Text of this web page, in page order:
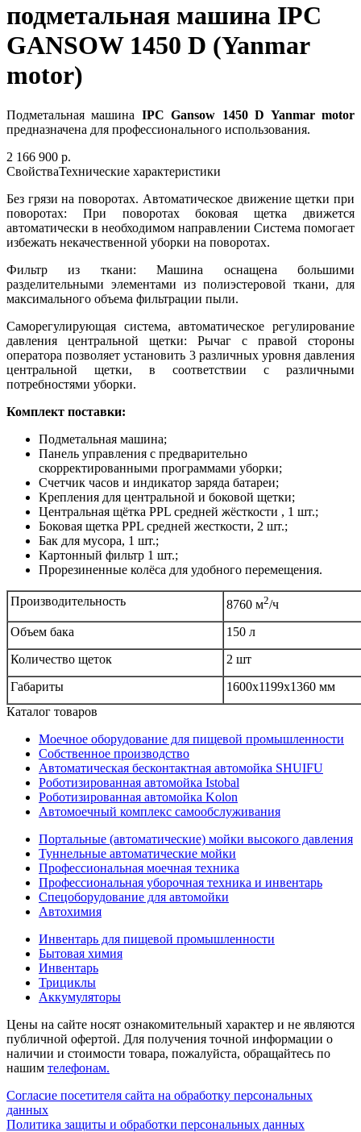
подметальная машина IPC
GANSOW 1450 D (Yanmar
motor)
Подметальная машина IPC Gansow 1450 D Yanmar motor
предназначена для профессионального использования.
2 166 900 р.
СвойстваТехнические характеристики
Без грязи на поворотах. Автоматическое движение щетки при
поворотах: При поворотах боковая щетка движется
автоматически в необходимом направлении Система помогает
избежать некачественной уборки на поворотах.
Фильтр из ткани: Машина оснащена большими
разделительными элементами из полиэстеровой ткани, для
максимального объема фильтрации пыли.
Саморегулирующая система, автоматическое регулирование
давления центральной щетки: Рычаг с правой стороны
оператора позволяет установить 3 различных уровня давления
центральной щетки, в соответствии с различными
потребностями уборки.
Комплект поставки:
Подметальная машина;
Панель управления с предварительно
скорректированными программами уборки;
Счетчик часов и индикатор заряда батареи;
Крепления для центральной и боковой щетки;
Центральная щётка PPL средней жёсткости , 1 шт.;
Боковая щетка PPL средней жесткости, 2 шт.;
Бак для мусора, 1 шт.;
Картонный фильтр 1 шт.;
Прорезиненные колёса для удобного перемещения.
Производительность 8760 м2/ч
Объем бака
150 л
Количество щеток
2 шт
Габариты
1600x1199x1360 мм
Каталог товаров
Моечное оборудование для пищевой промышленности
Собственное производство
Автоматическая бесконтактная автомойка SHUIFU
Роботизированная автомойка Istobal
Роботизированная автомойка Kolon
Автомоечный комплекс самообслуживания
Портальные (автоматические) мойки высокого давления
Туннельные автоматические мойки
Профессиональная моечная техника
Профессиональная уборочная техника и инвентарь
Спецоборудование для автомойки
Автохимия
Инвентарь для пищевой промышленности
Бытовая химия
Инвентарь
Трициклы
Аккумуляторы
Цены на сайте носят ознакомительный характер и не являются
публичной офертой. Для получения точной информации о
наличии и стоимости товара, пожалуйста, обращайтесь по
нашим телефонам.
Согласие посетителя сайта на обработку персональных
данных
Политика защиты и обработки персональных данных